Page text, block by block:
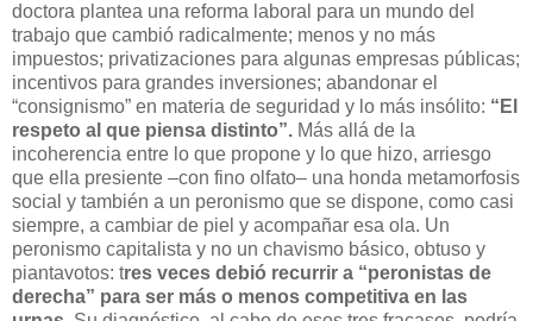
doctora plantea una reforma laboral para un mundo del
trabajo que cambió radicalmente; menos y no más
impuestos; privatizaciones para algunas empresas públicas;
incentivos para grandes inversiones; abandonar el
“consignismo” en materia de seguridad y lo más insólito: “El
respeto al que piensa distinto”. Más allá de la
incoherencia entre lo que propone y lo que hizo, arriesgo
que ella presiente –con fino olfato– una honda metamorfosis
social y también a un peronismo que se dispone, como casi
siempre, a cambiar de piel y acompañar esa ola. Un
peronismo capitalista y no un chavismo básico, obtuso y
piantavotos: tres veces debió recurrir a “peronistas de
derecha” para ser más o menos competitiva en las